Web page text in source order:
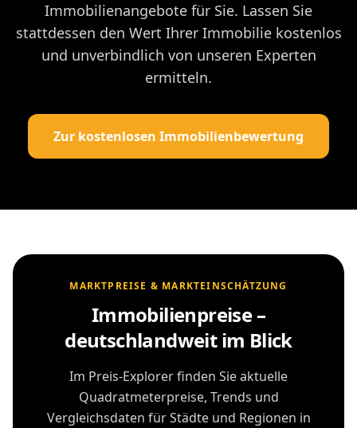
Immobilienangebote für Sie. Lassen Sie
stattdessen den Wert Ihrer Immobilie kostenlos
und unverbindlich von unseren Experten
ermitteln.
Zur kostenlosen Immobilienbewertung
MARKTPREISE & MARKTEINSCHÄTZUNG
Immobilienpreise –
deutschlandweit im Blick
Im Preis-Explorer finden Sie aktuelle
Quadratmeterpreise, Trends und
Vergleichsdaten für Städte und Regionen in